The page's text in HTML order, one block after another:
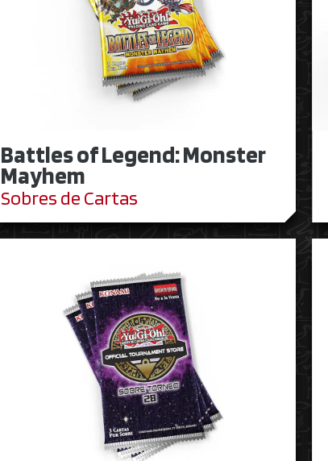
Battles of Legend: Monster
Mayhem
Sobres de Cartas